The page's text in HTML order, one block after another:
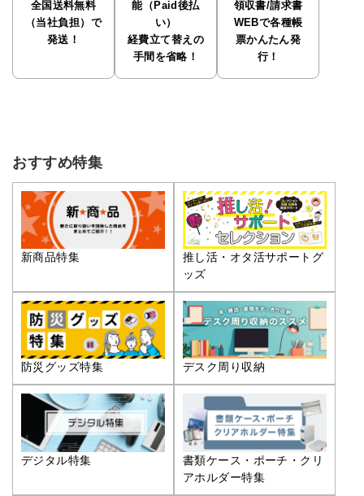
全国送料無料
（当社負担）で
発送！
能（Paid後払
い）
経費立て替えの
手間を省略！
領収書/請求書
WEBで各種帳
票かんたん発
行！
おすすめ特集
新商品特集
推し活・オタ活サポートグ
ッズ
防災グッズ特集 デスク周り収納
デジタル特集
書類ケース・ポーチ・クリ
アホルダー特集